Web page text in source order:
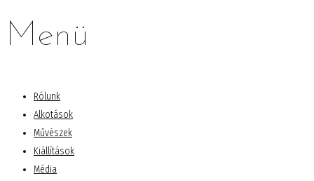
Menü
Rólunk
Alkotások
Művészek
Kiállítások
Média